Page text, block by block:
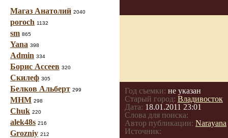
Магаз Анатолий 2040
poroch 1132
sm 865
Yana 398
Admin 334
Борис Ассеев 320
Скилеф 305
Белков Альберт 299
МНМ 298
Chuk 220
alek48s 216
Grozniy 212
Год съемки: не указан
Старый город: Владивосток
Дата: 18.01.2011 23:01
Слова для поиска:
Автор публикации: Narayana
Источник: